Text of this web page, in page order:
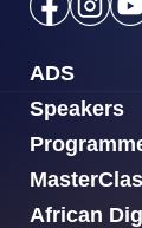
ADS
Speakers
African